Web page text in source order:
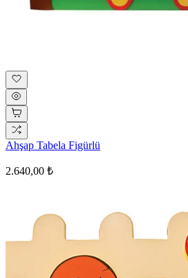
Ahşap Tabela Figürlü
2.640,00 ₺